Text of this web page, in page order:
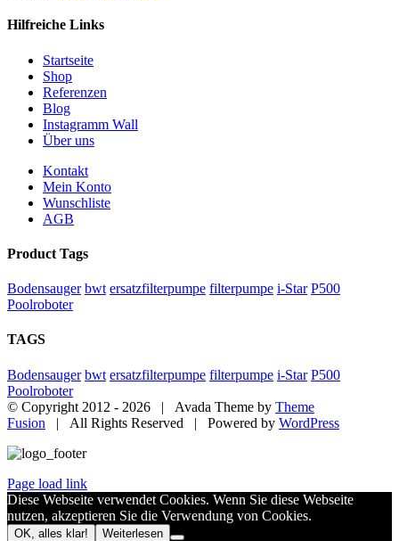
Hilfreiche Links
Startseite
Shop
Referenzen
Blog
Instagramm Wall
Über uns
Kontakt
Mein Konto
Wunschliste
AGB
Product Tags
Bodensauger bwt ersatzfilterpumpe filterpumpe i-Star P500
Poolroboter
TAGS
Bodensauger bwt ersatzfilterpumpe filterpumpe i-Star P500
Poolroboter
© Copyright 2012 - 2026 | Avada Theme by Theme
Fusion | All Rights Reserved | Powered by WordPress
Page load link
Diese Webseite verwendet Cookies. Wenn Sie diese Webseite
nutzen, akzeptieren Sie die Verwendung von Cookies.
OK, alles klar! Weiterlesen